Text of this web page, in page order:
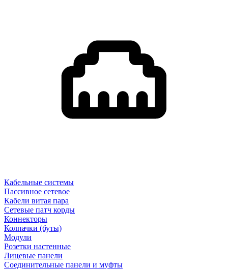
Кабельные системы
Пассивное сетевое
Кабели витая пара
Сетевые патч корды
Коннекторы
Колпачки (буты)
Модули
Розетки настенные
Лицевые панели
Соединительные панели и муфты